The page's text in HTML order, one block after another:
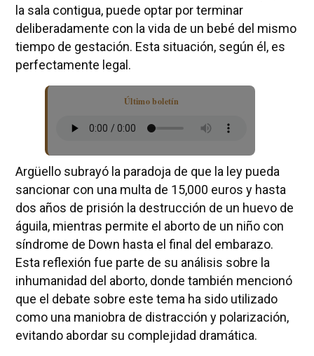
la sala contigua, puede optar por terminar
deliberadamente con la vida de un bebé del mismo
tiempo de gestación. Esta situación, según él, es
perfectamente legal.
Último boletín
Argüello subrayó la paradoja de que la ley pueda
sancionar con una multa de 15,000 euros y hasta
dos años de prisión la destrucción de un huevo de
águila, mientras permite el aborto de un niño con
síndrome de Down hasta el final del embarazo.
Esta reflexión fue parte de su análisis sobre la
inhumanidad del aborto, donde también mencionó
que el debate sobre este tema ha sido utilizado
como una maniobra de distracción y polarización,
evitando abordar su complejidad dramática.